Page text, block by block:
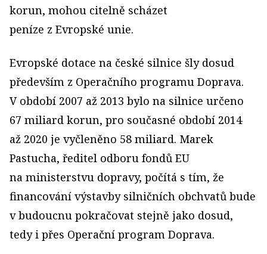
korun, mohou citelně scházet
peníze z Evropské unie.
Evropské dotace na české silnice šly dosud
především z Operačního programu Doprava.
V období 2007 až 2013 bylo na silnice určeno
67 miliard korun, pro současné období 2014
až 2020 je vyčleněno 58 miliard. Marek
Pastucha, ředitel odboru fondů EU
na ministerstvu dopravy, počítá s tím, že
financování výstavby silničních obchvatů bude
v budoucnu pokračovat stejně jako dosud,
tedy i přes Operační program Doprava.